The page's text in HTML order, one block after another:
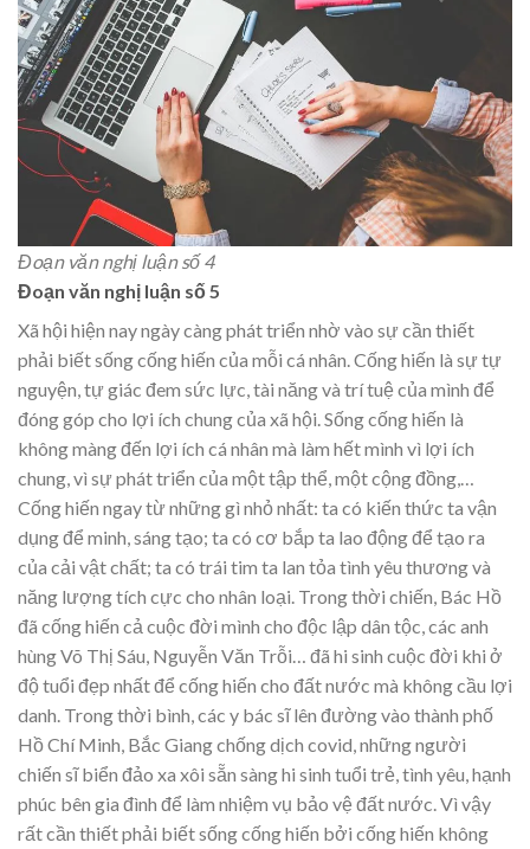
Đoạn văn nghị luận số 4
Đoạn văn nghị luận số 5
Xã hội hiện nay ngày càng phát triển nhờ vào sự cần thiết
phải biết sống cống hiến của mỗi cá nhân. Cống hiến là sự tự
nguyện, tự giác đem sức lực, tài năng và trí tuệ của mình để
đóng góp cho lợi ích chung của xã hội. Sống cống hiến là
không màng đến lợi ích cá nhân mà làm hết mình vì lợi ích
chung, vì sự phát triển của một tập thể, một cộng đồng,…
Cống hiến ngay từ những gì nhỏ nhất: ta có kiến thức ta vận
dụng để minh, sáng tạo; ta có cơ bắp ta lao động để tạo ra
của cải vật chất; ta có trái tim ta lan tỏa tình yêu thương và
năng lượng tích cực cho nhân loại. Trong thời chiến, Bác Hồ
đã cống hiến cả cuộc đời mình cho độc lập dân tộc, các anh
hùng Võ Thị Sáu, Nguyễn Văn Trỗi… đã hi sinh cuộc đời khi ở
độ tuổi đẹp nhất để cống hiến cho đất nước mà không cầu lợi
danh. Trong thời bình, các y bác sĩ lên đường vào thành phố
Hồ Chí Minh, Bắc Giang chống dịch covid, những người
chiến sĩ biển đảo xa xôi sẵn sàng hi sinh tuổi trẻ, tình yêu, hạnh
phúc bên gia đình để làm nhiệm vụ bảo vệ đất nước. Vì vậy
rất cần thiết phải biết sống cống hiến bởi cống hiến không